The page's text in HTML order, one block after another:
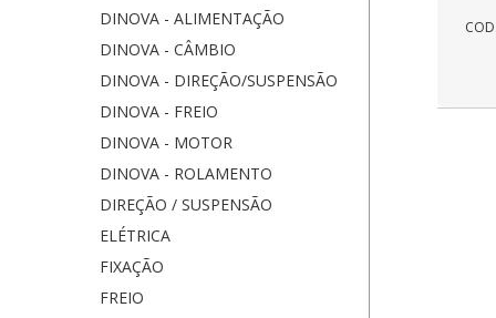
DINOVA - ALIMENTAÇÃO
DINOVA - CÂMBIO
DINOVA - DIREÇÃO/SUSPENSÃO
DINOVA - FREIO
DINOVA - MOTOR
DINOVA - ROLAMENTO
DIREÇÃO / SUSPENSÃO
ELÉTRICA
FIXAÇÃO
FREIO